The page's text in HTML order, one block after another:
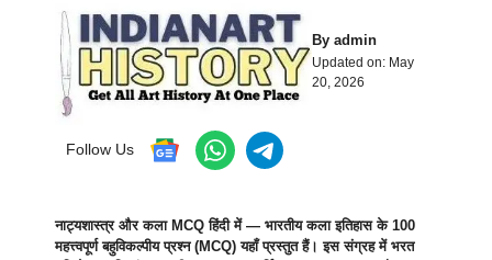
Byadmin
Updated on: May
20, 2026
Follow Us
नाट्यशास्त्र और कला MCQ हिंदी में — भारतीय कला इतिहास के 100
महत्त्वपूर्ण बहुविकल्पीय प्रश्न (MCQ) यहाँ प्रस्तुत हैं। इस संग्रह में भरत